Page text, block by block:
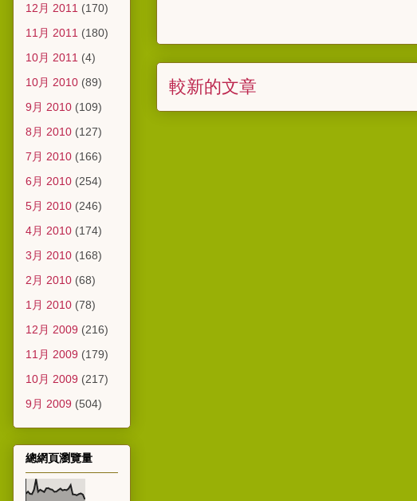
較新的文章
12月 2011 (170)
11月 2011 (180)
10月 2011 (4)
10月 2010 (89)
9月 2010 (109)
8月 2010 (127)
7月 2010 (166)
6月 2010 (254)
5月 2010 (246)
4月 2010 (174)
3月 2010 (168)
2月 2010 (68)
1月 2010 (78)
12月 2009 (216)
11月 2009 (179)
10月 2009 (217)
9月 2009 (504)
總網頁瀏覽量